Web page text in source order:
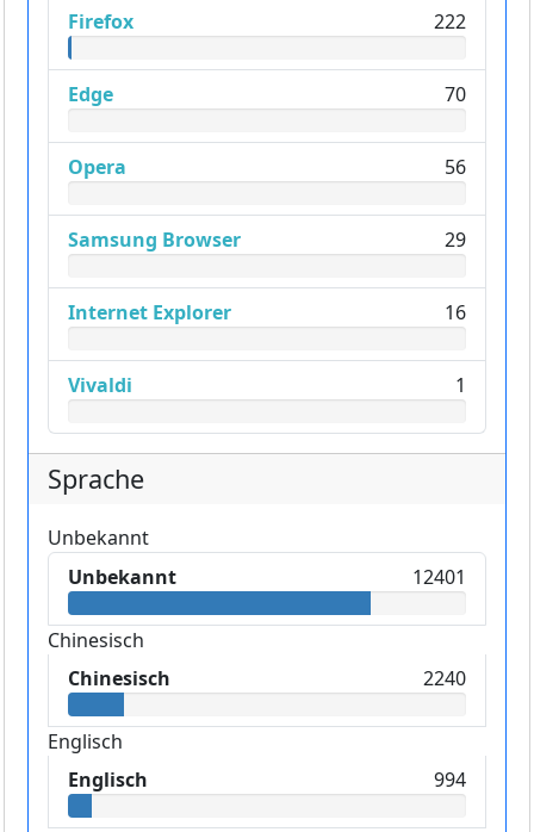
Firefox 222
Edge 70
Opera 56
Samsung Browser 29
Internet Explorer 16
Vivaldi 1
Sprache
Unbekannt
Unbekannt
12401
Chinesisch
Chinesisch
2240
Englisch
Englisch
994